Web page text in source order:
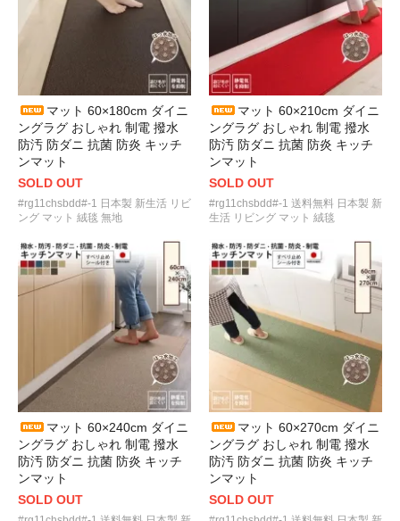
マット 60×180cm ダイニ
ングラグ おしゃれ 制電 撥水
防汚 防ダニ 抗菌 防炎 キッチ
ンマット
SOLD OUT
#rg11chsbdd#-1 日本製 新生活 リビ
ング マット 絨毯 無地
マット 60×210cm ダイニ
ングラグ おしゃれ 制電 撥水
防汚 防ダニ 抗菌 防炎 キッチ
ンマット
SOLD OUT
#rg11chsbdd#-1 送料無料 日本製 新
生活 リビング マット 絨毯
マット 60×240cm ダイニ
ングラグ おしゃれ 制電 撥水
防汚 防ダニ 抗菌 防炎 キッチ
ンマット
SOLD OUT
マット 60×270cm ダイニ
ングラグ おしゃれ 制電 撥水
防汚 防ダニ 抗菌 防炎 キッチ
ンマット
SOLD OUT